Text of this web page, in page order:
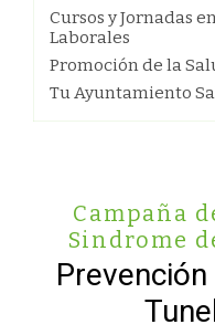
Cursos y Jornadas
Laborales
Promoción de la
Tu Ayuntamiento
Campaña
Sindrome